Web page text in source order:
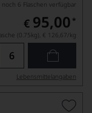
noch 6 Flaschen verfügbar
€ 95,00 *
(0.75kg), € 126,67/kg
Lebensmittel­angaben